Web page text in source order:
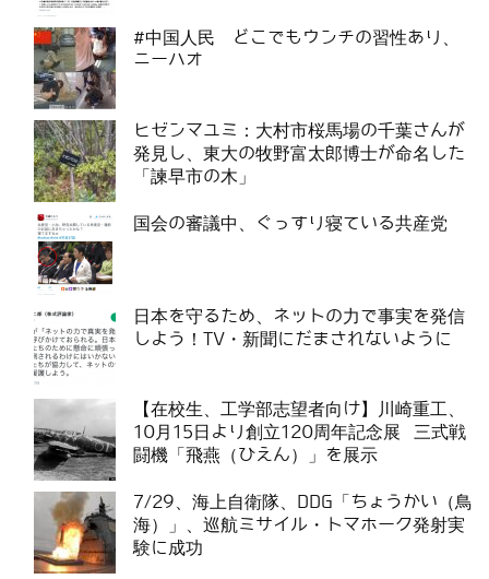
#中国人民 どこでもウンチの習性あり、
ニーハオ
ヒゼンマユミ：大村市桜馬場の千葉さんが
発見し、東大の牧野富太郎博士が命名した
「諫早市の木」
国会の審議中、ぐっすり寝ている共産党
日本を守るため、ネットの力で事実を発信
しよう！TV・新聞にだまされないように
【在校生、工学部志望者向け】川崎重工、
10月15日より創立120周年記念展 三式戦
闘機「飛燕（ひえん）」を展示
7/29、海上自衛隊、DDG「ちょうかい（鳥
海）」、巡航ミサイル・トマホーク発射実
験に成功